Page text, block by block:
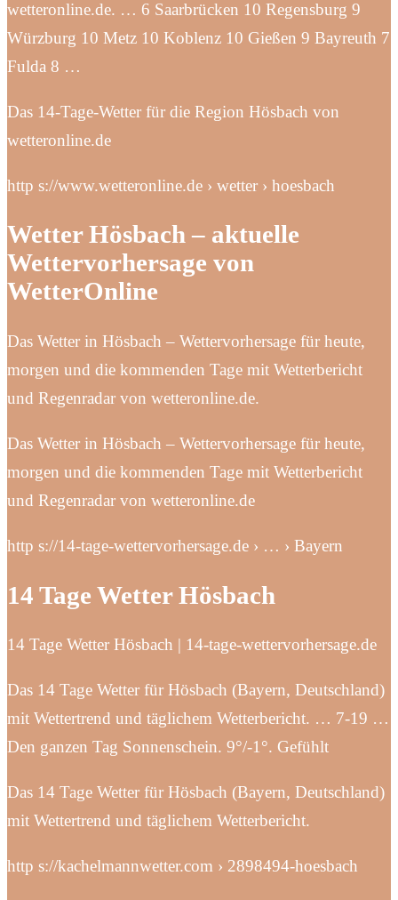
wetteronline.de. … 6 Saarbrücken 10 Regensburg 9
Würzburg 10 Metz 10 Koblenz 10 Gießen 9 Bayreuth 7
Fulda 8 …
Das 14-Tage-Wetter für die Region Hösbach von
wetteronline.de
http s://www.wetteronline.de › wetter › hoesbach
Wetter Hösbach – aktuelle
Wettervorhersage von
WetterOnline
Das Wetter in Hösbach – Wettervorhersage für heute,
morgen und die kommenden Tage mit Wetterbericht
und Regenradar von wetteronline.de.
Das Wetter in Hösbach – Wettervorhersage für heute,
morgen und die kommenden Tage mit Wetterbericht
und Regenradar von wetteronline.de
http s://14-tage-wettervorhersage.de › … › Bayern
14 Tage Wetter Hösbach
14 Tage Wetter Hösbach | 14-tage-wettervorhersage.de
Das 14 Tage Wetter für Hösbach (Bayern, Deutschland)
mit Wettertrend und täglichem Wetterbericht. … 7-19 …
Den ganzen Tag Sonnenschein. 9°/-1°. Gefühlt
Das 14 Tage Wetter für Hösbach (Bayern, Deutschland)
mit Wettertrend und täglichem Wetterbericht.
http s://kachelmannwetter.com › 2898494-hoesbach